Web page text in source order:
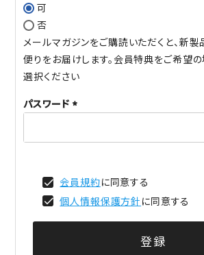
可
否
メールマガジンをご購読いただくと、新
便りをお届けします。会員特典をご希望の
選択ください
パスワード
須)
会員規約に同意する
個人情報保護方針 に同意する
登録